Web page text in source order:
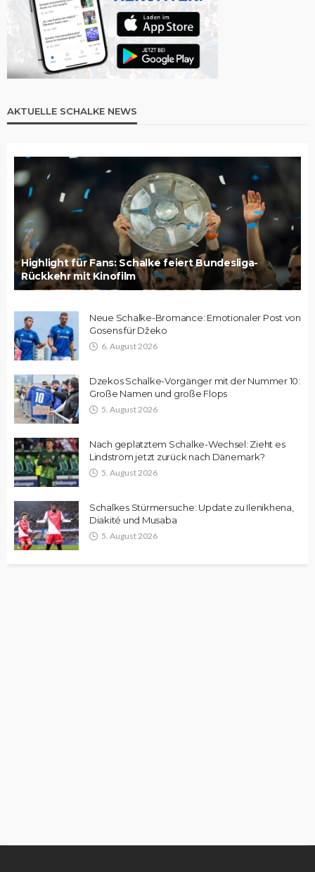
AKTUELLE SCHALKE NEWS
Highlight für Fans: Schalke feiert Bundesliga-
Rückkehr mit Kinofilm
Neue Schalke-Bromance: Emotionaler Post von
Gosens für Džeko
6. August 2026
Dzekos Schalke-Vorgänger mit der Nummer 10:
Große Namen und große Flops
5. August 2026
Nach geplatztem Schalke-Wechsel: Zieht es
Lindström jetzt zurück nach Dänemark?
5. August 2026
Schalkes Stürmersuche: Update zu Ilenikhena,
Diakité und Musaba
5. August 2026